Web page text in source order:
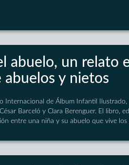
abuelo, un
abuelos y nietos
Internacional de Álbum Infantil
Barceló y Clara Berenguer. El libro,
entre una niña y su abuelo que vive los